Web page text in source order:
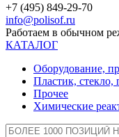
+7 (495) 849-29-70
info@polisof.ru
Работаем в обычном
КАТАЛОГ
Оборудование,
Пластик, стекло,
Прочее
Химические